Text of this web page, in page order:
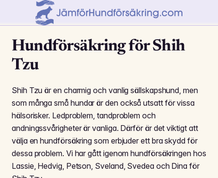
Hundförsäkring för Shih
Tzu
Shih Tzu är en charmig och vanlig sällskapshund, men
som många små hundar är den också utsatt för vissa
hälsorisker. Ledproblem, tandproblem och
andningssvårigheter är vanliga. Därför är det viktigt att
välja en hundförsäkring som erbjuder ett bra skydd för
dessa problem. Vi har gått igenom hundförsäkringen hos
Lassie, Hedvig, Petson, Sveland, Svedea och Dina för